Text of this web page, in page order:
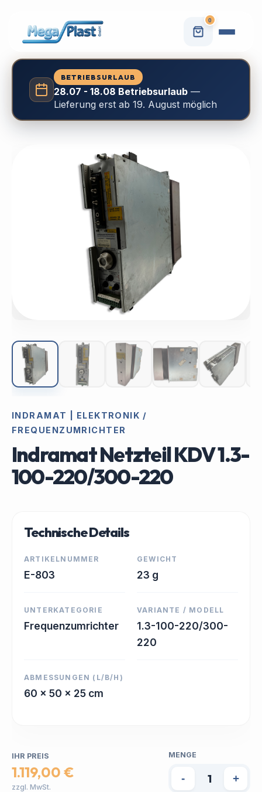
0
BETRIEBSURLAUB
28.07 - 18.08 Betriebsurlaub—
Lieferung erst ab 19. August möglich
INDRAMAT | ELEKTRONIK /
FREQUENZUMRICHTER
Indramat Netzteil KDV 1.3-
100-220/300-220
Technische Details
ARTIKELNUMMER
E-803
GEWICHT
23 g
UNTERKATEGORIE
Frequenzumrichter
VARIANTE / MODELL
1.3-100-220/300-
220
ABMESSUNGEN (L/B/H)
60 x 50 x 25 cm
IHR PREIS
1.119,00 €
zzgl. MwSt.
MENGE
- +